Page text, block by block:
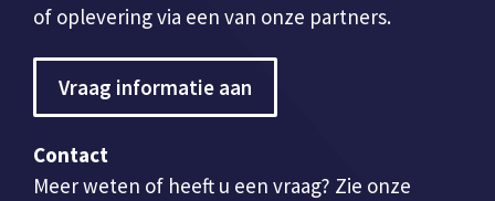
of oplevering via een van onze partners.
Vraag informatie aan
Contact
Meer weten of heeft u een vraag? Zie onze